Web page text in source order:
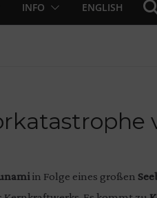
INFO ENGLISH
in Folge eines großen